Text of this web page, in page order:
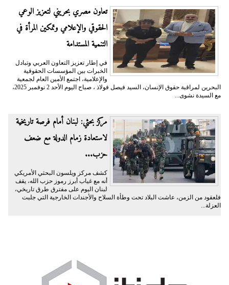
تعاون مصري بحريني لتعزيز الوعي
الحقوقي والإعلامي وتمكين المرأة في
التنمية المستدامة
في إطار تعزيز التعاون العربي وتبادل
الخبرات بين المؤسسات الحقوقية
والإعلامية، اجتمع الأمين العام لجمعية
البحرين لمراقبة حقوق الإنسان، السيد فيصل فولاذ ، صباح اليوم الأحد 2 نوفمبر 2025،
مع السيدة نشوى...
مركز بحثي: لبنان أمام فرصة تاريخية
لاستعادة زمام الدولة مع ضعف
حزب...
كشف مركز ويلسون البحثي الأمريكي
أنه مع غياب أبرز رموز حزب الله، يقف
لبنان اليوم على مفترق طرق تاريخي،
فلعقود من الزمن، عاشت البلاد تحت وطأة السلاح والأجندات الخارجية التي جلبت
العزلة...